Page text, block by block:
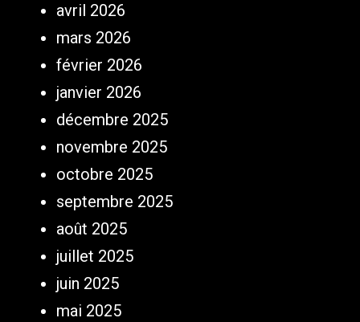
avril 2026
mars 2026
février 2026
janvier 2026
décembre 2025
novembre 2025
octobre 2025
septembre 2025
août 2025
juillet 2025
juin 2025
mai 2025